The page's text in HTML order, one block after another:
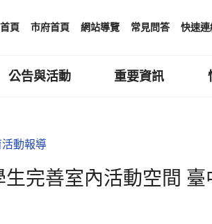
頁 市府首頁 網站導覽 常見問答 快速連
公告與活動 重要資訊
動報導
生完善室內活動空間